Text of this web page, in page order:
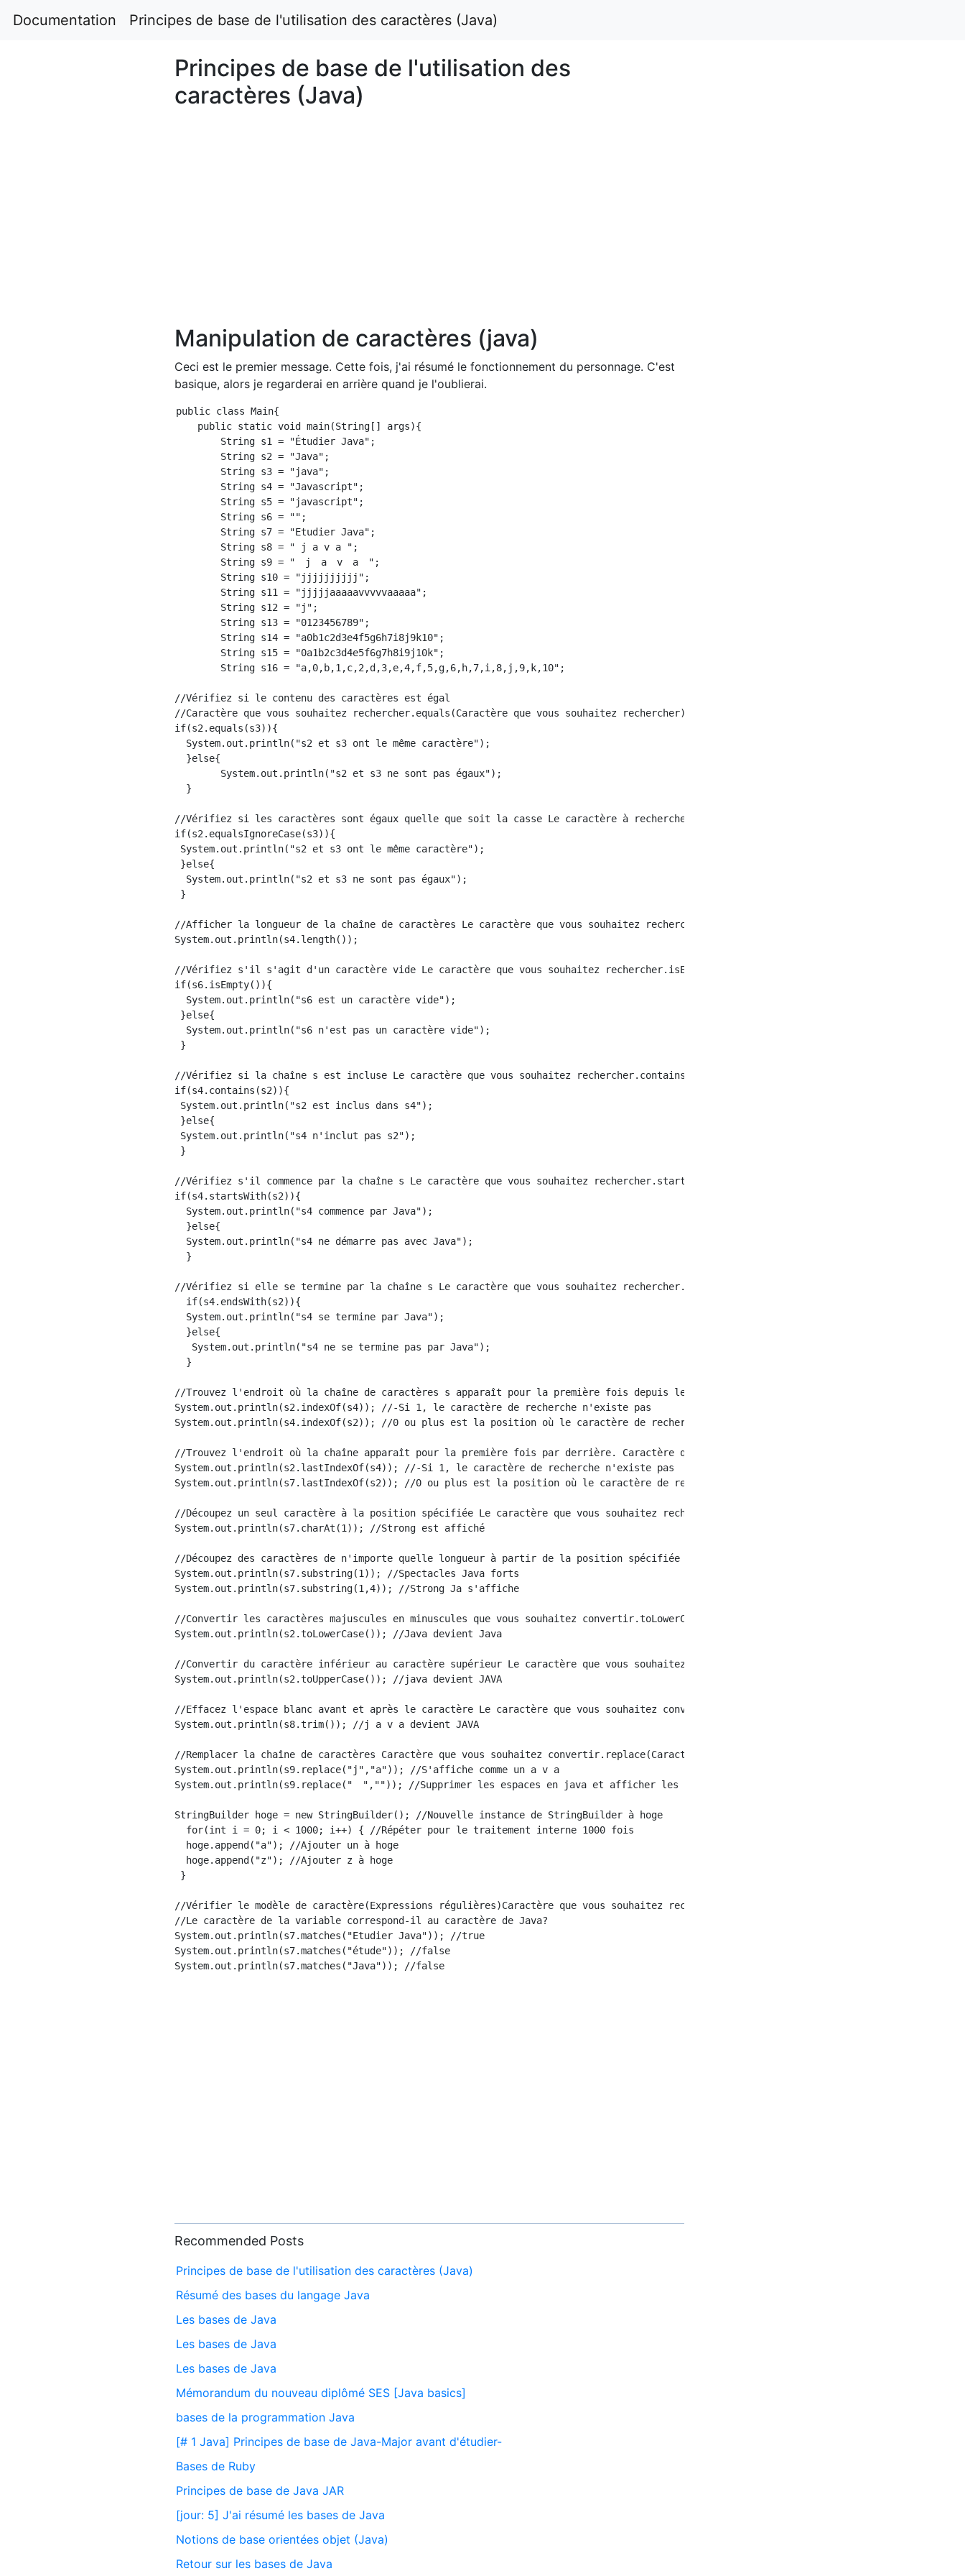
Documentation Principes de base de l'utilisation des caractères (Java)
Principes de base de l'utilisation des
caractères (Java)
Manipulation de caractères (java)
Ceci est le premier message. Cette fois, j'ai résumé le fonctionnement du personnage. C'est
basique, alors je regarderai en arrière quand je l'oublierai.
public class Main{
    public static void main(String[] args){
        String s1 = "Étudier Java";
        String s2 = "Java";
        String s3 = "java";
        String s4 = "Javascript";
        String s5 = "javascript";
        String s6 = "";
        String s7 = "Etudier Java";
        String s8 = " j a v a ";
        String s9 = "　j　a　v　a　";
        String s10 = "jjjjjjjjjj";
        String s11 = "jjjjjaaaaavvvvvaaaaa";
        String s12 = "j";
        String s13 = "0123456789";
        String s14 = "a0b1c2d3e4f5g6h7i8j9k10";
        String s15 = "0a1b2c3d4e5f6g7h8i9j10k";
        String s16 = "a,0,b,1,c,2,d,3,e,4,f,5,g,6,h,7,i,8,j,9,k,10";
//Vérifiez si le contenu des caractères est égal
//Caractère que vous souhaitez rechercher.equals(Caractère que vous souhaitez rechercher)
if(s2.equals(s3)){
  System.out.println("s2 et s3 ont le même caractère");
  }else{
        System.out.println("s2 et s3 ne sont pas égaux");
  }
//Vérifiez si les caractères sont égaux quelle que soit la casse Le caractère à rechercher.equalsIgnoreCase(Caractère que vous souhaitez
if(s2.equalsIgnoreCase(s3)){
System.out.println("s2 et s3 ont le même caractère");
}else{
  System.out.println("s2 et s3 ne sont pas égaux");
}
//Afficher la longueur de la chaîne de caractères Le caractère que vous souhaitez rechercher.lenght()
System.out.println(s4.length());
//Vérifiez s'il s'agit d'un caractère vide Le caractère que vous souhaitez rechercher.isEmpty()
if(s6.isEmpty()){
  System.out.println("s6 est un caractère vide");
}else{
  System.out.println("s6 n'est pas un caractère vide");
}
//Vérifiez si la chaîne s est incluse Le caractère que vous souhaitez rechercher.contains(Caractère que vous souhaitez rechercher)
if(s4.contains(s2)){
System.out.println("s2 est inclus dans s4");
}else{
System.out.println("s4 n'inclut pas s2");
}
//Vérifiez s'il commence par la chaîne s Le caractère que vous souhaitez rechercher.startsWith(Caractère que vous souhaitez rechercher)
if(s4.startsWith(s2)){
  System.out.println("s4 commence par Java");
  }else{
  System.out.println("s4 ne démarre pas avec Java");
  }
//Vérifiez si elle se termine par la chaîne s Le caractère que vous souhaitez rechercher.endsWith(Caractère que vous souhaitez
  if(s4.endsWith(s2)){
  System.out.println("s4 se termine par Java");
  }else{
   System.out.println("s4 ne se termine pas par Java");
  }
//Trouvez l'endroit où la chaîne de caractères s apparaît pour la première fois depuis le début. Caractère que vous souhaitez
System.out.println(s2.indexOf(s4)); //-Si 1, le caractère de recherche n'existe pas
System.out.println(s4.indexOf(s2)); //0 ou plus est la position où le caractère de recherche se produit
//Trouvez l'endroit où la chaîne apparaît pour la première fois par derrière. Caractère que vous souhaitez
System.out.println(s2.lastIndexOf(s4)); //-Si 1, le caractère de recherche n'existe pas
System.out.println(s7.lastIndexOf(s2)); //0 ou plus est la position où le caractère de recherche se produit
//Découpez un seul caractère à la position spécifiée Le caractère que vous souhaitez rechercher.charAt(Emplacement du personnage que
System.out.println(s7.charAt(1)); //Strong est affiché
//Découpez des caractères de n'importe quelle longueur à partir de la position spécifiée Caractères que vous souhaitez
System.out.println(s7.substring(1)); //Spectacles Java forts
System.out.println(s7.substring(1,4)); //Strong Ja s'affiche
//Convertir les caractères majuscules en minuscules que vous souhaitez convertir.toLowerCase()
System.out.println(s2.toLowerCase()); //Java devient Java
//Convertir du caractère inférieur au caractère supérieur Le caractère que vous souhaitez convertir.toUpperCase()
System.out.println(s2.toUpperCase()); //java devient JAVA
//Effacez l'espace blanc avant et après le caractère Le caractère que vous souhaitez convertir.trim()
System.out.println(s8.trim()); //j a v a devient JAVA
//Remplacer la chaîne de caractères Caractère que vous souhaitez convertir.replace(Caractères que vous souhaitez convertir,Caractères
System.out.println(s9.replace("j","a")); //S'affiche comme un a v a
System.out.println(s9.replace("　","")); //Supprimer les espaces en java et afficher les caractères
StringBuilder hoge = new StringBuilder(); //Nouvelle instance de StringBuilder à hoge
  for(int i = 0; i < 1000; i++) { //Répéter pour le traitement interne 1000 fois
  hoge.append("a"); //Ajouter un à hoge
  hoge.append("z"); //Ajouter z à hoge
}
//Vérifier le modèle de caractère(Expressions régulières)Caractère que vous souhaitez rechercher.matches(Caractères à comparer)
//Le caractère de la variable correspond-il au caractère de Java?
System.out.println(s7.matches("Etudier Java")); //true
System.out.println(s7.matches("étude")); //false
System.out.println(s7.matches("Java")); //false
Recommended Posts
Principes de base de l'utilisation des caractères (Java)
Résumé des bases du langage Java
Les bases de Java
Les bases de Java
Les bases de Java
Mémorandum du nouveau diplômé SES [Java basics]
bases de la programmation Java
[# 1 Java] Principes de base de Java-Major avant d'étudier-
Bases de Ruby
Principes de base de Java JAR
[jour: 5] J'ai résumé les bases de Java
Notions de base orientées objet (Java)
Retour sur les bases de Java